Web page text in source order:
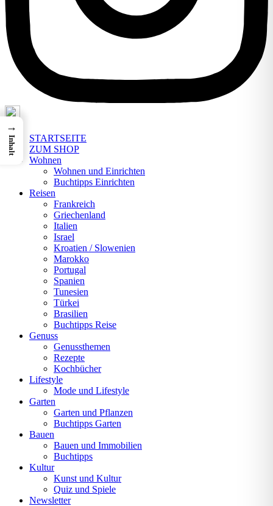
STARTSEITE
ZUM SHOP
Wohnen
Wohnen und Einrichten
Buchtipps Einrichten
Reisen
Frankreich
Griechenland
Italien
Israel
Kroatien / Slowenien
Marokko
Portugal
Spanien
Tunesien
Türkei
Brasilien
Buchtipps Reise
Genuss
Genussthemen
Rezepte
Kochbücher
Lifestyle
Mode und Lifestyle
Garten
Garten und Pflanzen
Buchtipps Garten
Bauen
Bauen und Immobilien
Buchtipps
Kultur
Kunst und Kultur
Quiz und Spiele
Newsletter
→
Inhalt